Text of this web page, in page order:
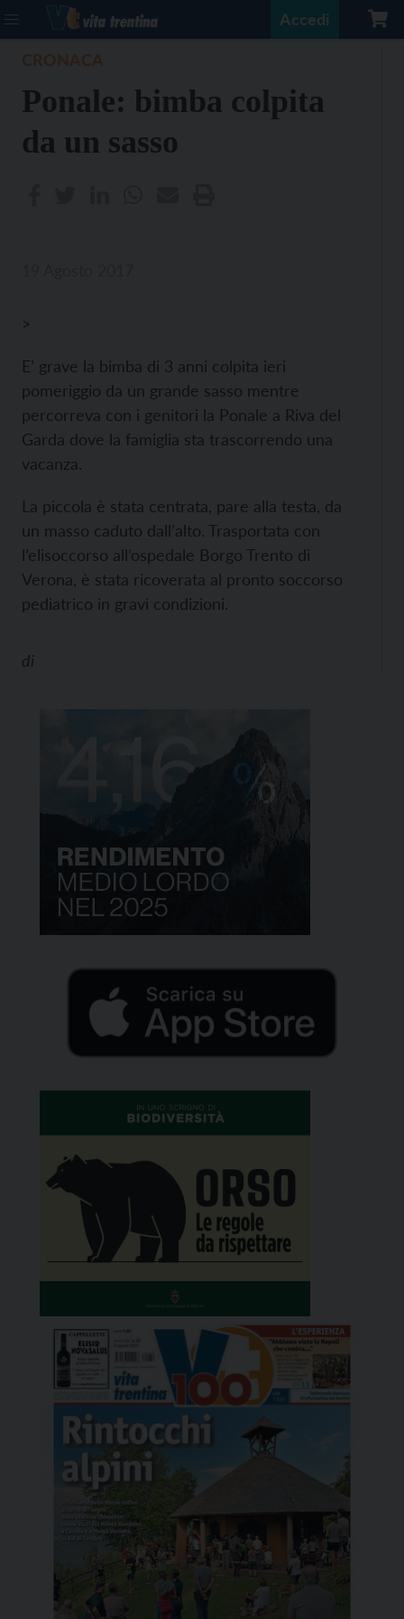
Accedi
Ponale: bimba colpita
da un sasso
>
E’ grave la bimba di 3 anni colpita ieri
pomeriggio da un grande sasso mentre
percorreva con i genitori la Ponale a Riva del
Garda dove la famiglia sta trascorrendo una
vacanza.
La piccola è stata centrata, pare alla testa, da
un masso caduto dall’alto. Trasportata con
l’elisoccorso all’ospedale Borgo Trento di
Verona, è stata ricoverata al pronto soccorso
pediatrico in gravi condizioni.
di